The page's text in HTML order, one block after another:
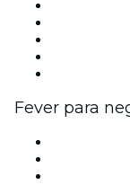
Fever para